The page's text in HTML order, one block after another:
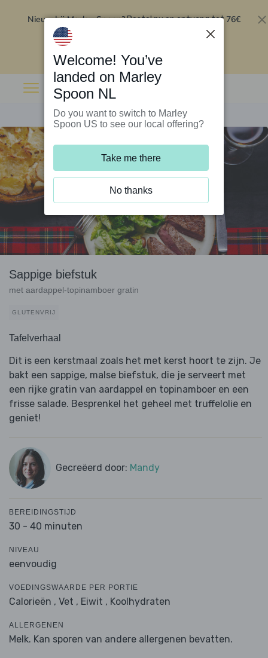
Nieuw bij Marley Spoon?Bestel nu en ontvang tot 76€
Sappige biefstuk
met aardappel-topinamboer gratin
GLUTENVRIJ
Tafelverhaal
Dit is een kerstmaal zoals het met kerst hoort te zijn. Je
bakt een sappige, malse biefstuk, die je serveert met
een rijke gratin van aardappel en topinamboer en een
frisse salade. Besprenkel het geheel met truffelolie en
geniet!
Gecreëerd door: Mandy
BEREIDINGSTIJD
30 - 40 minuten
NIVEAU
eenvoudig
VOEDINGSWAARDE PER PORTIE
Calorieën , Vet , Eiwit , Koolhydraten
ALLERGENEN
Melk. Kan sporen van andere allergenen bevatten.
Welcome! You’ve
landed on Marley
Spoon NL
Do you want to switch to Marley
Spoon US to see our local offering?
Take me there
No thanks